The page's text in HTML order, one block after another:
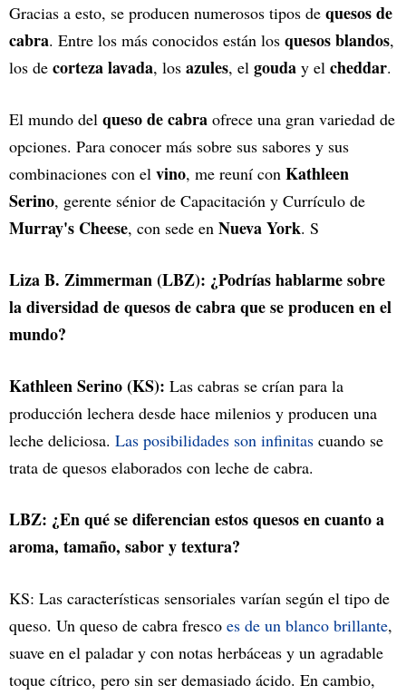
Gracias a esto, se producen numerosos tipos de quesos de
cabra. Entre los más conocidos están los quesos blandos,
los de corteza lavada, los azules, el gouda y el cheddar.
El mundo del queso de cabra ofrece una gran variedad de
opciones. Para conocer más sobre sus sabores y sus
combinaciones con el vino, me reuní con Kathleen
Serino, gerente sénior de Capacitación y Currículo de
Murray's Cheese, con sede en Nueva York. S
Liza B. Zimmerman (LBZ): ¿Podrías hablarme sobre
la diversidad de quesos de cabra que se producen en el
mundo?
Kathleen Serino (KS): Las cabras se crían para la
producción lechera desde hace milenios y producen una
leche deliciosa. Las posibilidades son infinitas cuando se
trata de quesos elaborados con leche de cabra.
LBZ: ¿En qué se diferencian estos quesos en cuanto a
aroma, tamaño, sabor y textura?
KS: Las características sensoriales varían según el tipo de
queso. Un queso de cabra fresco es de un blanco brillante,
suave en el paladar y con notas herbáceas y un agradable
toque cítrico, pero sin ser demasiado ácido. En cambio,